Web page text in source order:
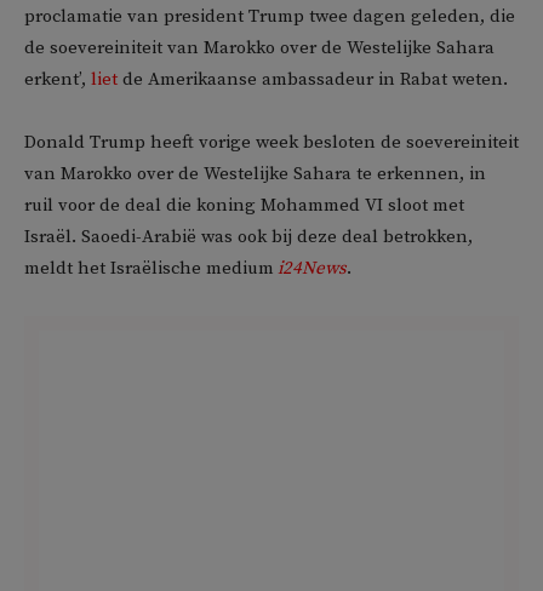
proclamatie van president Trump twee dagen geleden, die
de soevereiniteit van Marokko over de Westelijke Sahara
erkent’, liet de Amerikaanse ambassadeur in Rabat weten.
Donald Trump heeft vorige week besloten de soevereiniteit
van Marokko over de Westelijke Sahara te erkennen, in
ruil voor de deal die koning Mohammed VI sloot met
Israël. Saoedi-Arabië was ook bij deze deal betrokken,
meldt het Israëlische medium i24News.